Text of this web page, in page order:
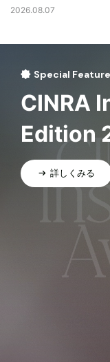
2026.08.07
Special Feature
CINRA
Edition
詳しくみる